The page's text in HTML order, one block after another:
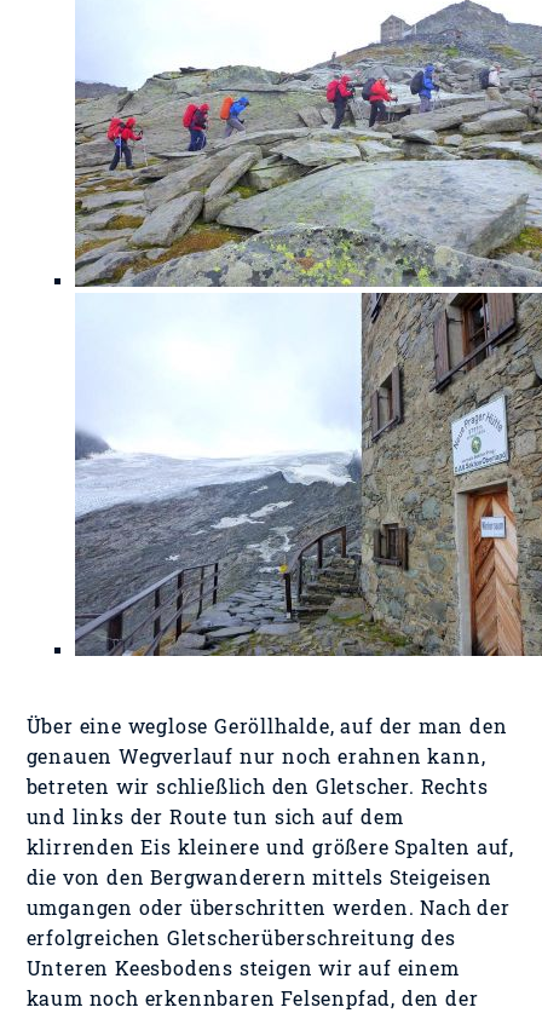
Über eine weglose Geröllhalde, auf der man den
genauen Wegverlauf nur noch erahnen kann,
betreten wir schließlich den Gletscher. Rechts
und links der Route tun sich auf dem
klirrenden Eis kleinere und größere Spalten auf,
die von den Bergwanderern mittels Steigeisen
umgangen oder überschritten werden. Nach der
erfolgreichen Gletscherüberschreitung des
Unteren Keesbodens steigen wir auf einem
kaum noch erkennbaren Felsenpfad, den der